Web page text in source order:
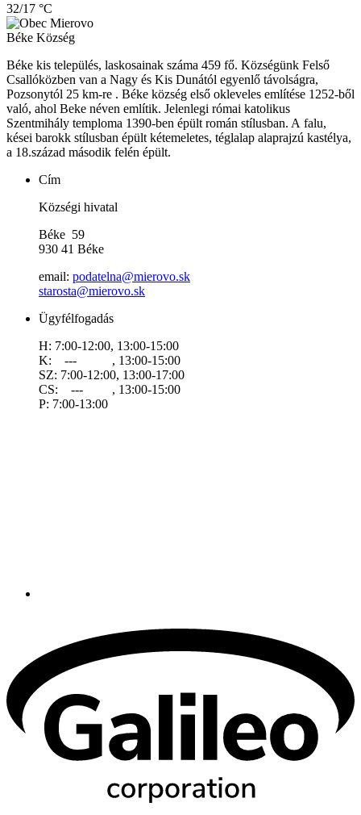
32/17 °C
Béke Község
Béke kis település, laskosainak száma 459 fő. Községünk Felső
Csallóközben van a Nagy és Kis Dunától egyenlő távolságra,
Pozsonytól 25 km-re . Béke község első okleveles említése 1252-ből
való, ahol Beke néven említik. Jelenlegi római katolikus
Szentmihály temploma 1390-ben épült román stílusban. A falu,
kései barokk stílusban épült kétemeletes, téglalap alaprajzú kastélya,
a 18.század második felén épült.
Cím
Községi hivatal
Béke 59
930 41 Béke
email: podatelna@mierovo.sk
starosta@mierovo.sk
Ügyfélfogadás
H: 7:00-12:00, 13:00-15:00
K: --- , 13:00-15:00
SZ: 7:00-12:00, 13:00-17:00
CS: --- , 13:00-15:00
P: 7:00-13:00